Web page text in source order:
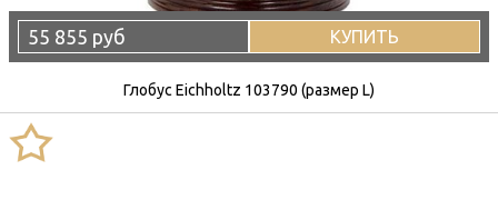
55 855 руб КУПИТЬ
Глобус Eichholtz 103790 (размер L)